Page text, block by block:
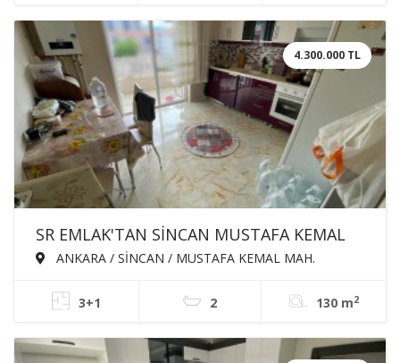
4.300.000 TL
SR EMLAK'TAN SİNCAN MUSTAFA KEMAL
MAH'DE 3+1 130m² ÖN CEPHE EBEVEYN
ANKARA / SİNCAN / MUSTAFA KEMAL MAH.
3+1 2 130 m2